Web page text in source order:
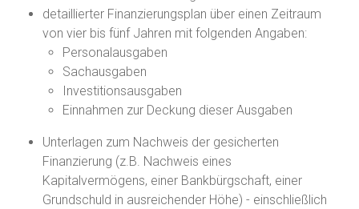
detaillierter Finanzierungsplan über einen Zeitraum
von vier bis fünf Jahren mit folgenden Angaben:
Personalausgaben
Sachausgaben
Investitionsausgaben
Einnahmen zur Deckung dieser Ausgaben
Unterlagen zum Nachweis der gesicherten
Finanzierung (z.B. Nachweis eines
Kapitalvermögens, einer Bankbürgschaft, einer
Grundschuld in ausreichender Höhe) - einschließlich